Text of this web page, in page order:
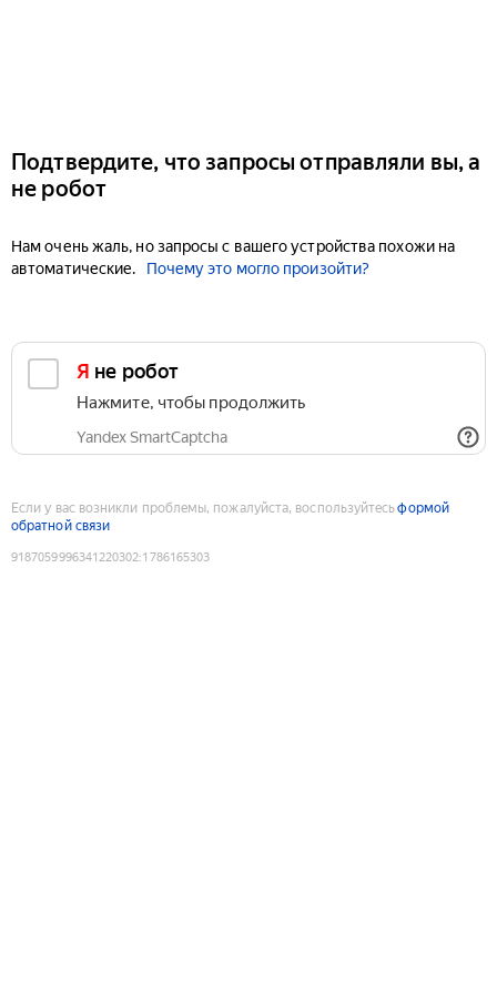
Подтвердите, что запросы отправляли вы, а
не робот
Нам очень жаль, но запросы с вашего устройства похожи на
автоматические.
Почему это могло произойти?
Я не робот
Нажмите, чтобы продолжить
Yandex SmartCaptcha
Если у вас возникли проблемы, пожалуйста, воспользуйтесьформой
обратной связи
9187059996341220302:1786165303